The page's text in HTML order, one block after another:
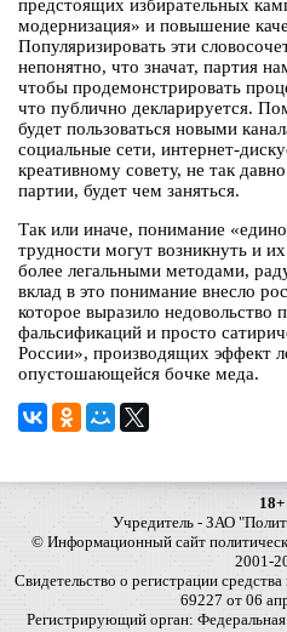
предстоящих избирательных
модернизация» и повышение
Популяризировать эти
непонятно, что значат, партия
чтобы продемонстрировать
что публично декларируется.
будет пользоваться новыми
социальные сети, интернет-
креативному совету, не так
партии, будет чем заняться.
Так или иначе, понимание
трудности могут возникнуть и
более легальными методами,
вклад в это понимание внесло
которое выразило недовольство
фальсификаций и просто
России», производящих эффект
опустошающейся бочке меда.
18+
Учредитель - ЗАО
© Информационный сайт
2001-
Свидетельство о регистрации
69227 от 06
Регистрирующий орган: